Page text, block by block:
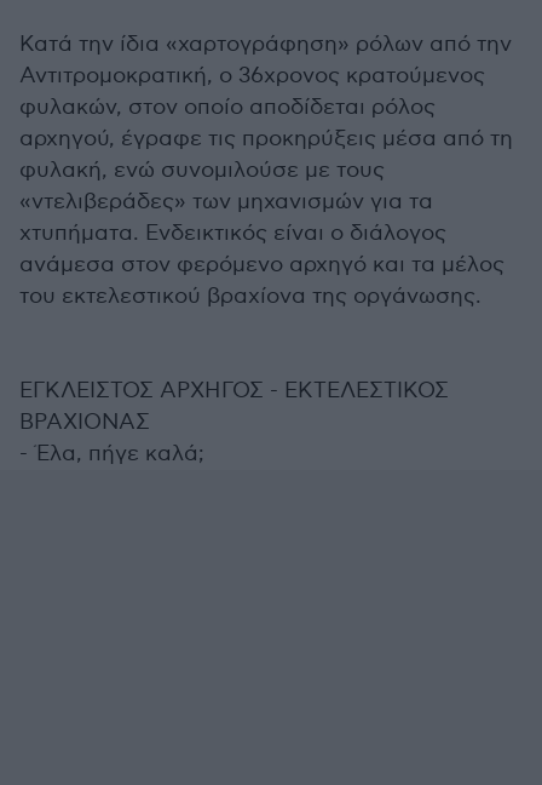
Κατά την ίδια «χαρτογράφηση» ρόλων από την
Αντιτρομοκρατική, ο 36χρονος κρατούμενος
φυλακών, στον οποίο αποδίδεται ρόλος
αρχηγού, έγραφε τις προκηρύξεις μέσα από τη
φυλακή, ενώ συνομιλούσε με τους
«ντελιβεράδες» των μηχανισμών για τα
χτυπήματα. Ενδεικτικός είναι ο διάλογος
ανάμεσα στον φερόμενο αρχηγό και τα μέλος
του εκτελεστικού βραχίονα της οργάνωσης.
ΕΓΚΛΕΙΣΤΟΣ ΑΡΧΗΓΟΣ - ΕΚΤΕΛΕΣΤΙΚΟΣ
ΒΡΑΧΙΟΝΑΣ
- Έλα, πήγε καλά;